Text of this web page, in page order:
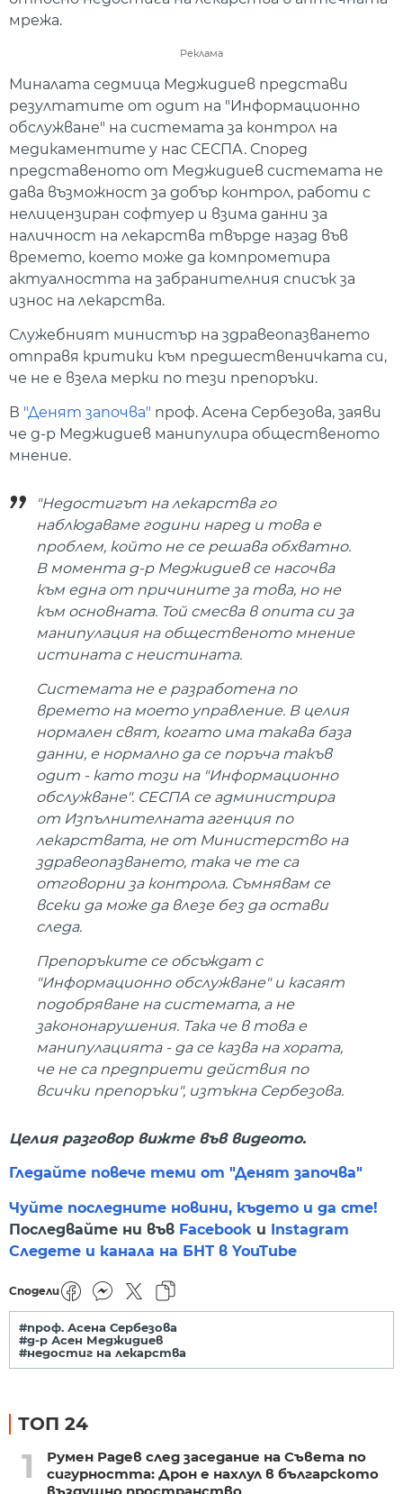
мрежа.
Реклама
Миналата седмица Меджидиев представи
резултатите от одит на "Информационно
обслужване" на системата за контрол на
медикаментите у нас СЕСПА. Според
представеното от Меджидиев системата не
дава възможност за добър контрол, работи с
нелицензиран софтуер и взима данни за
наличност на лекарства твърде назад във
времето, което може да компрометира
актуалността на забранителния списък за
износ на лекарства.
Служебният министър на здравеопазването
отправя критики към предшественичката си,
че не е взела мерки по тези препоръки.
В "Денят започва" проф. Асена Сербезова, заяви
че д-р Меджидиев манипулира общественото
мнение.
"Недостигът на лекарства го
наблюдаваме години наред и това е
проблем, който не се решава обхватно.
В момента д-р Меджидиев се насочва
към една от причините за това, но не
към основната. Той смесва в опита си за
манипулация на общественото мнение
истината с неистината.
Системата не е разработена по
времето на моето управление. В целия
нормален свят, когато има такава база
данни, е нормално да се поръча такъв
одит - като този на "Информационно
обслужване". СЕСПА се администрира
от Изпълнителната агенция по
лекарствата, не от Министерство на
здравеопазването, така че те са
отговорни за контрола. Съмнявам се
всеки да може да влезе без да остави
следа.
Препоръките се обсъждат с
"Информационно обслужване" и касаят
подобряване на системата, а не
закононарушения. Така че в това е
манипулацията - да се казва на хората,
че не са предприети действия по
всички препоръки", изтъкна Сербезова.
Целия разговор вижте във видеото.
Гледайте повече теми от "Денят започва"
Чуйте последните новини, където и да сте!
Последвайте ни във Facebook и Instagram
Следете и канала на БНТ в YouTube
Сподели
#проф. Асена Сербезова
#д-р Асен Меджидиев
#недостиг на лекарства
ТОП 24
1
Румен Радев след заседание на Съвета по
сигурността: Дрон е нахлул в българското